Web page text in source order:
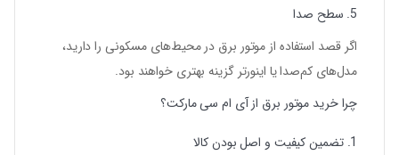
5. سطح صدا
اگر قصد استفاده از موتور برق در محیط‌های مسکونی را دارید،
مدل‌های کم‌صدا یا اینورتر گزینه بهتری خواهند بود.
چرا خرید موتور برق از آی ام سی مارکت؟
1. تضمین کیفیت و اصل بودن کالا